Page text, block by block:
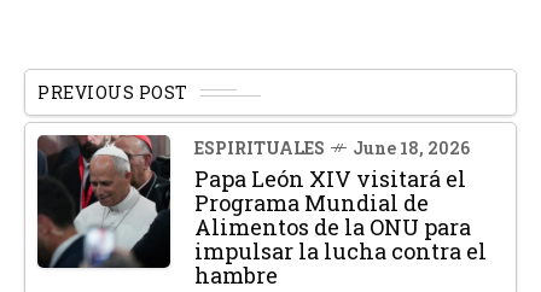
PREVIOUS POST
ESPIRITUALES June 18, 2026
Papa León XIV visitará el
Programa Mundial de
Alimentos de la ONU para
impulsar la lucha contra el
hambre